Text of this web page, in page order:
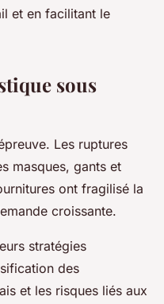
et en facilitant le
sous
Les ruptures
masques, gants et
ont fragilisé la
croissante.
stratégies
des
et les risques liés aux